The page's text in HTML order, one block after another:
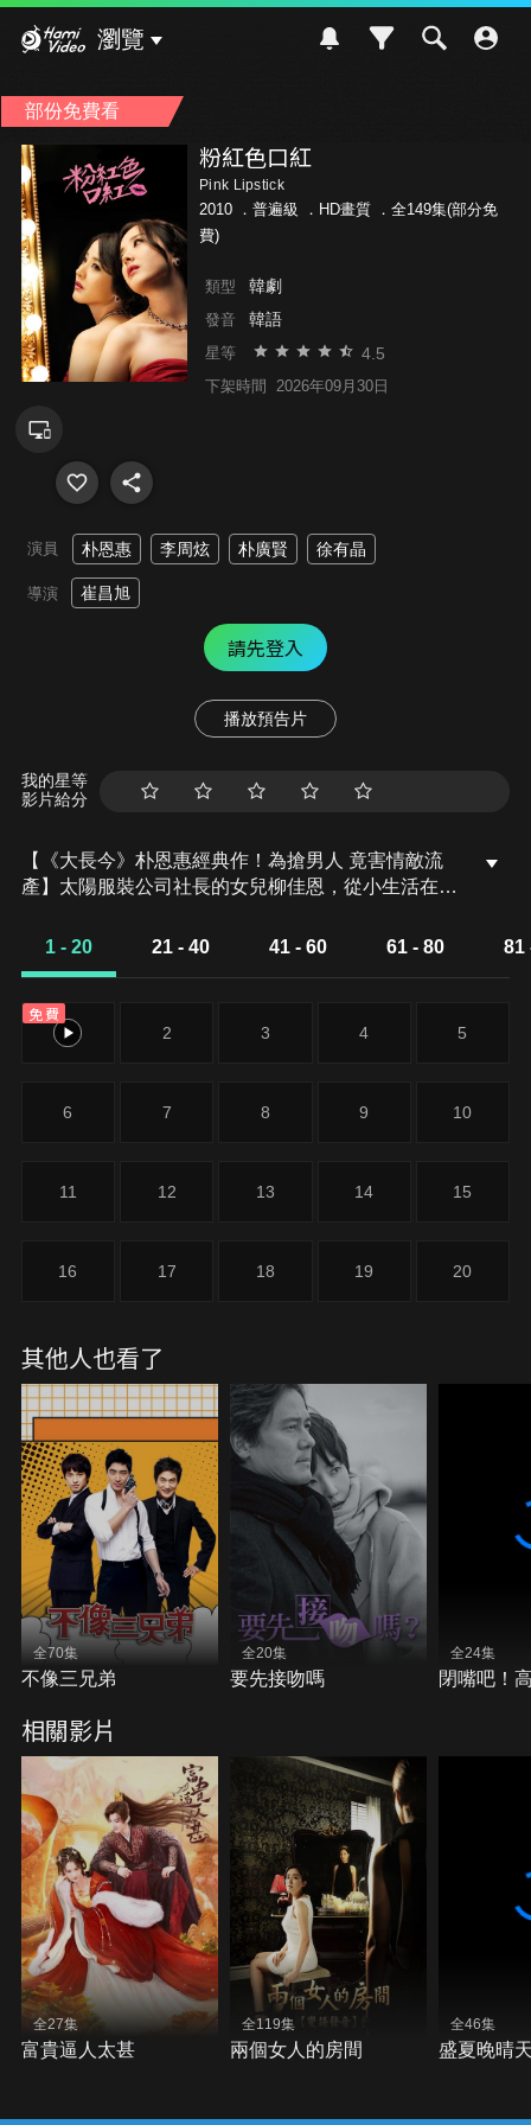
瀏覽
部份免費看
粉紅色口紅
Pink Lipstick
2010 ． 普遍級
．HD畫質 ．全149集(部分免
費)
類型 韓劇
發音 韓語
星等 4.5
下架時間 2026年09月30日
演員 朴恩惠 李周炫 朴廣賢 徐有晶
導演 崔昌旭
請先登入
播放預告片
我的星等
影片給分
【《大長今》朴恩惠經典作！為搶男人 竟害情敵流
產】太陽服裝公司社長的女兒柳佳恩，從小生活在富
弟後，患上恐懼症，父母也因此離婚。與美蘭原本是
金錢慾望與權力讓廷禹放棄美蘭選擇佳恩，但命運的
捉弄卻讓佳恩透過三段婚姻，找回屬於自己該有的成
後》)、徐有晶(《紅丹心》) 領銜主演。
1 - 20 21 - 40 41 - 60 61 - 80 81
免費
1 2 3 4 5
6 7 8 9 10
11 12 13 14 15
16 17 18 19 20
其他人也看了
全70集
不像三兄弟
全20集
要先接吻嗎
全24集
閉嘴吧！
相關影片
全27集
富貴逼人太甚
全119集
兩個女人的房間
全46集
盛夏晚晴